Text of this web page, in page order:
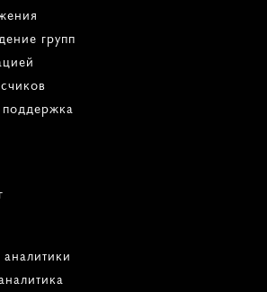
групп